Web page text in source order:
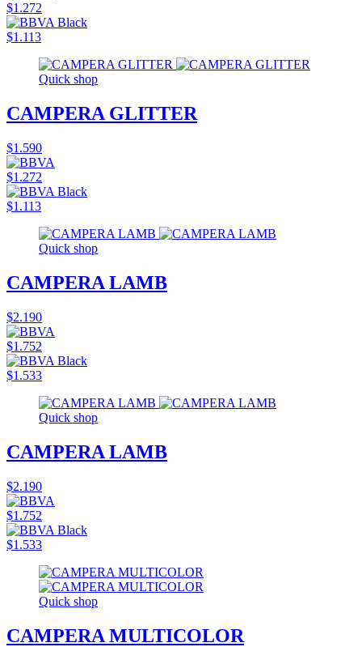
$1.272
$1.113
Quick shop
CAMPERA GLITTER
$1.590
$1.272
$1.113
Quick shop
CAMPERA LAMB
$2.190
$1.752
$1.533
Quick shop
CAMPERA LAMB
$2.190
$1.752
$1.533
Quick shop
CAMPERA MULTICOLOR